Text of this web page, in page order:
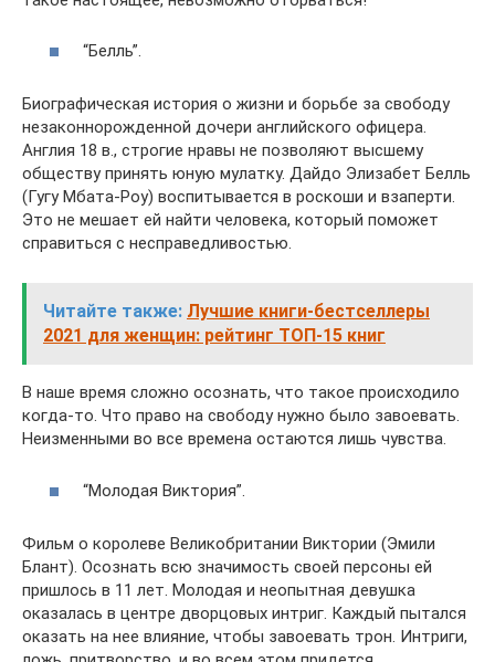
“Белль”.
Биографическая история о жизни и борьбе за свободу
незаконнорожденной дочери английского офицера.
Англия 18 в., строгие нравы не позволяют высшему
обществу принять юную мулатку. Дайдо Элизабет Белль
(Гугу Мбата-Роу) воспитывается в роскоши и взаперти.
Это не мешает ей найти человека, который поможет
справиться с несправедливостью.
Читайте также: Лучшие книги-бестселлеры
2021 для женщин: рейтинг ТОП-15 книг
В наше время сложно осознать, что такое происходило
когда-то. Что право на свободу нужно было завоевать.
Неизменными во все времена остаются лишь чувства.
“Молодая Виктория”.
Фильм о королеве Великобритании Виктории (Эмили
Блант). Осознать всю значимость своей персоны ей
пришлось в 11 лет. Молодая и неопытная девушка
оказалась в центре дворцовых интриг. Каждый пытался
оказать на нее влияние, чтобы завоевать трон. Интриги,